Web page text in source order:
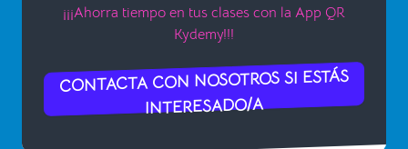
¡¡¡Ahorra tiempo en tus clases con la App QR
Kydemy!!!
CONTACTA CON NOSOTROS SI ESTÁS
INTERESADO/A